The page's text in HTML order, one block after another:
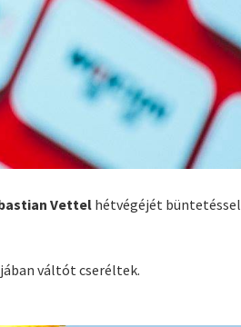
Vettel hétvégéjét büntetéssel
váltót cseréltek.